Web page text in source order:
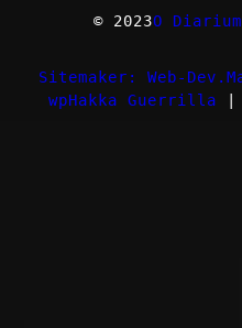
© 2023O
Sitemaker: Web-
wpHakka Guerrilla |